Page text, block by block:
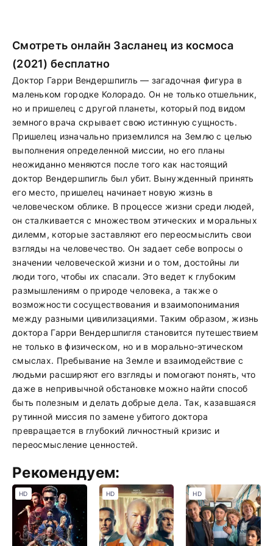
Смотреть онлайн Засланец из космоса
(2021) бесплатно
Доктор Гарри Вендершпигль — загадочная фигура в
маленьком городке Колорадо. Он не только отшельник,
но и пришелец с другой планеты, который под видом
земного врача скрывает свою истинную сущность.
Пришелец изначально приземлился на Землю с целью
выполнения определенной миссии, но его планы
неожиданно меняются после того как настоящий
доктор Вендершпигль был убит. Вынужденный принять
его место, пришелец начинает новую жизнь в
человеческом облике. В процессе жизни среди людей,
он сталкивается с множеством этических и моральных
дилемм, которые заставляют его переосмыслить свои
взгляды на человечество. Он задает себе вопросы о
значении человеческой жизни и о том, достойны ли
люди того, чтобы их спасали. Это ведет к глубоким
размышлениям о природе человека, а также о
возможности сосуществования и взаимопонимания
между разными цивилизациями. Таким образом, жизнь
доктора Гарри Вендершпигля становится путешествием
не только в физическом, но и в морально-этическом
смыслах. Пребывание на Земле и взаимодействие с
людьми расширяют его взгляды и помогают понять, что
даже в непривычной обстановке можно найти способ
быть полезным и делать добрые дела. Так, казавшаяся
рутинной миссия по замене убитого доктора
превращается в глубокий личностный кризис и
переосмысление ценностей.
Рекомендуем:
HD HD HD